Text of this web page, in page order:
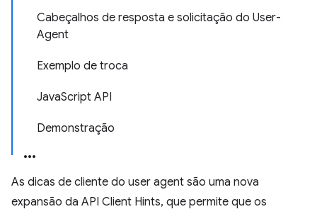
Cabeçalhos de resposta e solicitação do User-
Agent
Exemplo de troca
JavaScript API
Demonstração
As dicas de cliente do user agent são uma nova
expansão da API Client Hints, que permite que os